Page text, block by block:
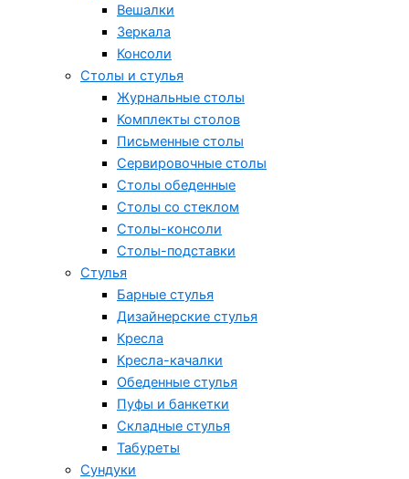
Вешалки
Зеркала
Консоли
Столы и стулья
Журнальные столы
Комплекты столов
Письменные столы
Сервировочные столы
Столы обеденные
Столы со стеклом
Столы-консоли
Столы-подставки
Стулья
Барные стулья
Дизайнерские стулья
Кресла
Кресла-качалки
Обеденные стулья
Пуфы и банкетки
Складные стулья
Табуреты
Сундуки